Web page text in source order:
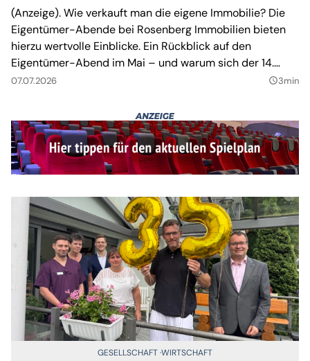
(Anzeige). Wie verkauft man die eigene Immobilie? Die
Eigentümer-Abende bei Rosenberg Immobilien bieten
hierzu wertvolle Einblicke. Ein Rückblick auf den
Eigentümer-Abend im Mai – und warum sich der 14.
August schon jetzt im Kalender lohnt.
07.07.2026 query_builder3min
GESELLSCHAFT WIRTSCHAFT